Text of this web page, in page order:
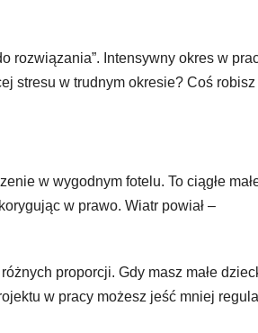
rozwiązania”. Intensywny okres w
stresu w trudnym okresie? Coś robisz
w wygodnym fotelu. To ciągłe
w prawo. Wiatr powiał –
proporcji. Gdy masz małe
w pracy możesz jeść mniej